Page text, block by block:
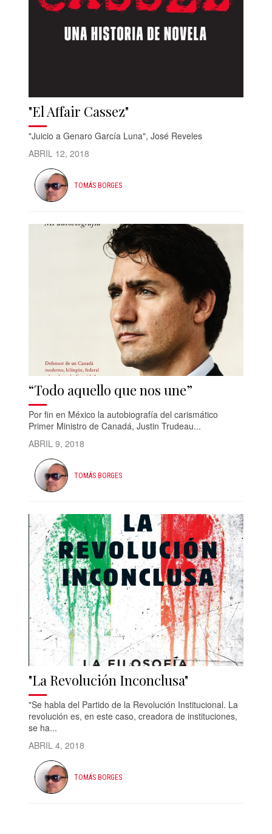
"El Affair Cassez"
"Juicio a Genaro García Luna", José Reveles
ABRIL 12, 2018
TOMÁS BORGES
“Todo aquello que nos une”
Por fin en México la autobiografía del carismático
Primer Ministro de Canadá, Justin Trudeau...
ABRIL 9, 2018
TOMÁS BORGES
"La Revolución Inconclusa"
"Se habla del Partido de la Revolución Institucional. La
revolución es, en este caso, creadora de instituciones,
se ha...
ABRIL 4, 2018
TOMÁS BORGES